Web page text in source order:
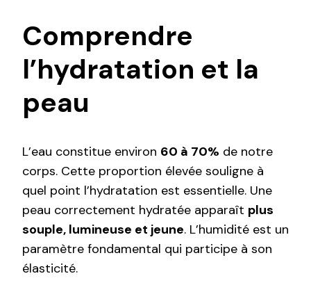
Comprendre
l’hydratation et la
peau
L’eau constitue environ 60 à 70% de notre
corps. Cette proportion élevée souligne à
quel point l’hydratation est essentielle. Une
peau correctement hydratée apparaît plus
souple, lumineuse et jeune. L’humidité est un
paramètre fondamental qui participe à son
élasticité.